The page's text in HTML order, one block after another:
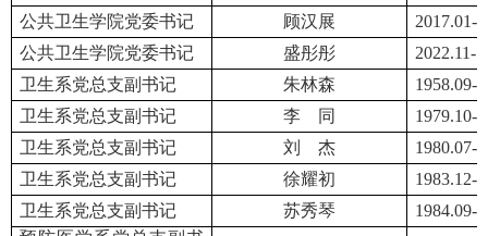
公共卫生学院党委书记
顾汉展
2017.01-
公共卫生学院党委书记
盛彤彤
2022.11-
卫生系党总支副书记
朱林森
1958.09-
卫生系党总支副书记
李 同
1979.10-
卫生系党总支副书记
刘 杰
1980.07-
卫生系党总支副书记
徐耀初
1983.12-
卫生系党总支副书记
苏秀琴
1984.09-